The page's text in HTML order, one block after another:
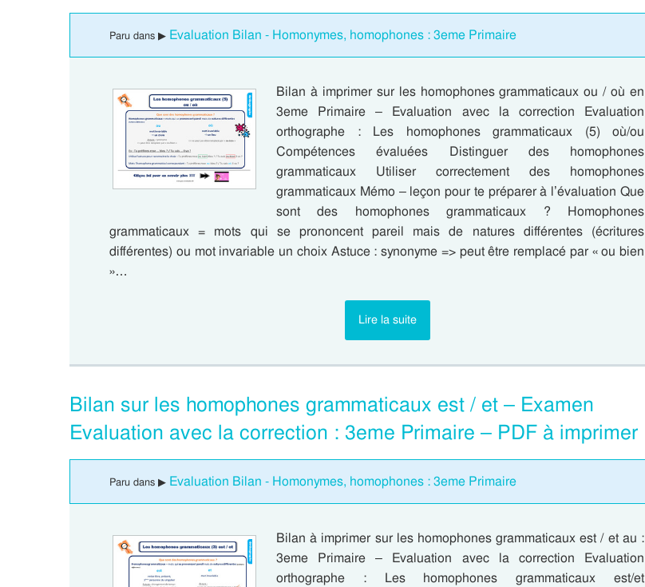
Paru dans ▶ Evaluation Bilan - Homonymes, homophones : 3eme Primaire
Bilan à imprimer sur les homophones grammaticaux ou / où en
3eme Primaire – Evaluation avec la correction Evaluation
orthographe : Les homophones grammaticaux (5) où/ou
Compétences évaluées Distinguer des homophones
grammaticaux Utiliser correctement des homophones
grammaticaux Mémo – leçon pour te préparer à l’évaluation Que
sont des homophones grammaticaux ? Homophones
grammaticaux = mots qui se prononcent pareil mais de natures différentes (écritures
différentes) ou mot invariable un choix Astuce : synonyme => peut être remplacé par « ou bien
»…
Lire la suite
Bilan sur les homophones grammaticaux est / et – Examen
Evaluation avec la correction : 3eme Primaire – PDF à imprimer
Paru dans ▶ Evaluation Bilan - Homonymes, homophones : 3eme Primaire
Bilan à imprimer sur les homophones grammaticaux est / et au :
3eme Primaire – Evaluation avec la correction Evaluation
orthographe : Les homophones grammaticaux est/et